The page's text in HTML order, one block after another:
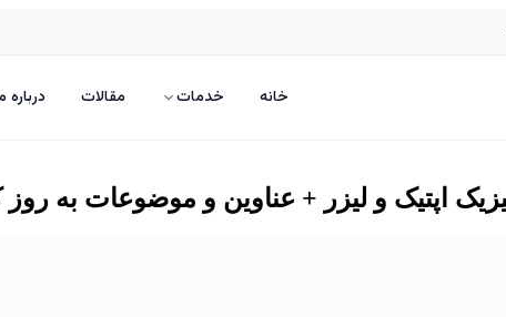
خانه خدمات مقالات درباره
اپتیک و لیزر + عناوین و موضوعات به